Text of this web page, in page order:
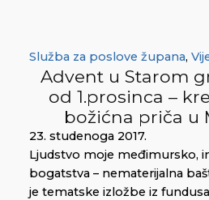
Služba za poslove župana,
Advent u Starom
od 1.prosinca –
božićna priča u
23. studenoga 2017.
Ljudstvo moje međimursko,
bogatstva – nematerijalna
je tematske izložbe iz